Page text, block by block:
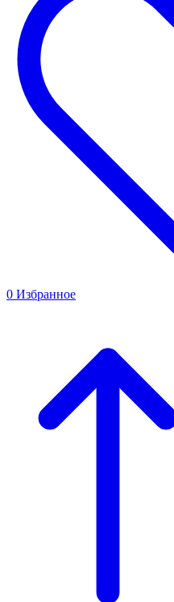
0 Избранное